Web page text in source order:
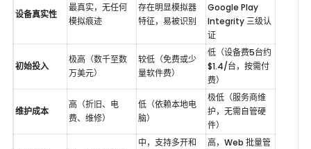
设备真实性
最真实，无任何
模拟痕迹
存在明显模拟器
特征，易被识别
Google Play
Integrity 三级认
证
初始投入
极高（数千至数
万美元）
较低（免费或少
量软件费）
低（设备费5台约
$1.4/台，按需付
费）
维护成本
高（折旧、电
费、维修）
低（依赖本地电
脑）
极低（服务商维
护，无需自管硬
件）
中，支持多开和
高，Web 批量管